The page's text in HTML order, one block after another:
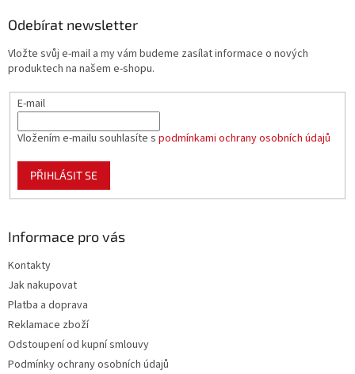
Odebírat newsletter
Vložte svůj e-mail a my vám budeme zasílat informace o nových
produktech na našem e-shopu.
E-mail
Vložením e-mailu souhlasíte s podmínkami ochrany osobních údajů
PŘIHLÁSIT SE
Informace pro vás
Kontakty
Jak nakupovat
Platba a doprava
Reklamace zboží
Odstoupení od kupní smlouvy
Podmínky ochrany osobních údajů